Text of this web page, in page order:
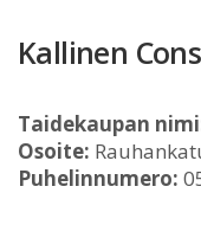
Kallinen
Taidekaupan
Osoite:
Puhelinnumero: